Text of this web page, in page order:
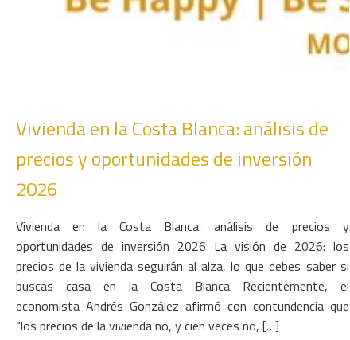
Vivienda en la Costa Blanca: análisis de
precios y oportunidades de inversión
2026
Vivienda en la Costa Blanca: análisis de precios y
oportunidades de inversión 2026 La visión de 2026: los
precios de la vivienda seguirán al alza, lo que debes saber si
buscas casa en la Costa Blanca Recientemente, el
economista Andrés González afirmó con contundencia que
“los precios de la vivienda no, y cien veces no, […]